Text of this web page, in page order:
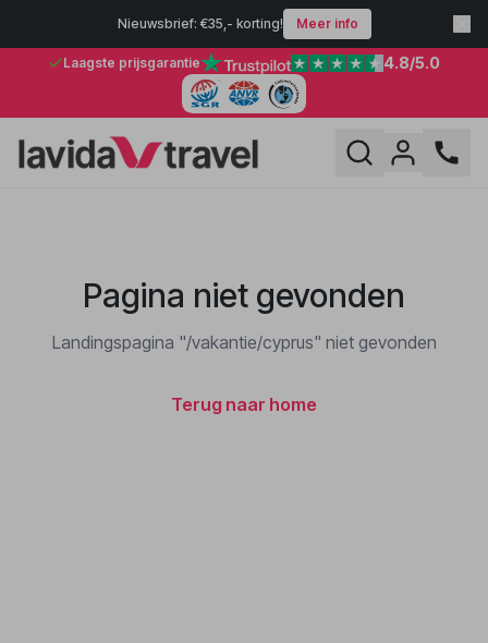
Nieuwsbrief: €35,- korting! Meer info
Laagste prijsgarantie 4.8/5.0
Pagina niet gevonden
Landingspagina "/vakantie/cyprus" niet gevonden
Terug naar home